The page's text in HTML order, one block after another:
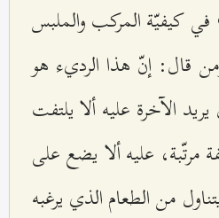
في كيفيّة المركب والملبس
قال: إنّ هذا الرديء هو
الآخرة عليه ألا يلتفت
مرتّبة، عليه ألا يضع على
من الطعام الذي يرغبه